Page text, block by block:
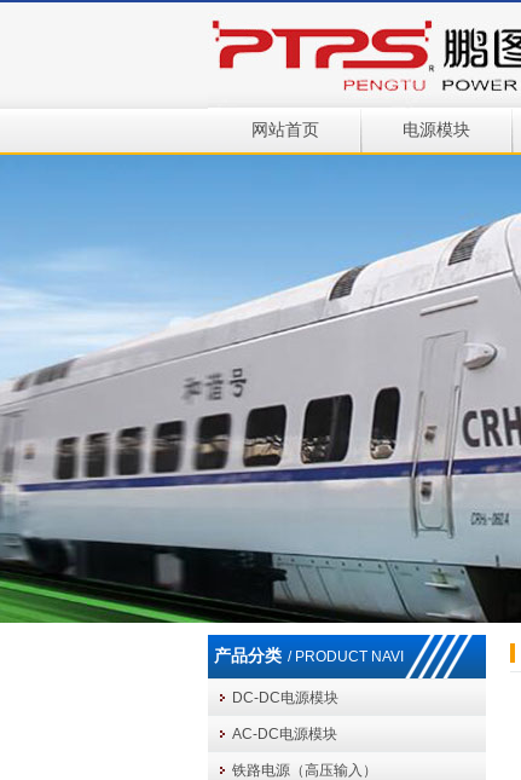
网站首页 电源模块
产品分类 / PRODUCT NAVI
DC-DC电源模块
AC-DC电源模块
铁路电源（高压输入）